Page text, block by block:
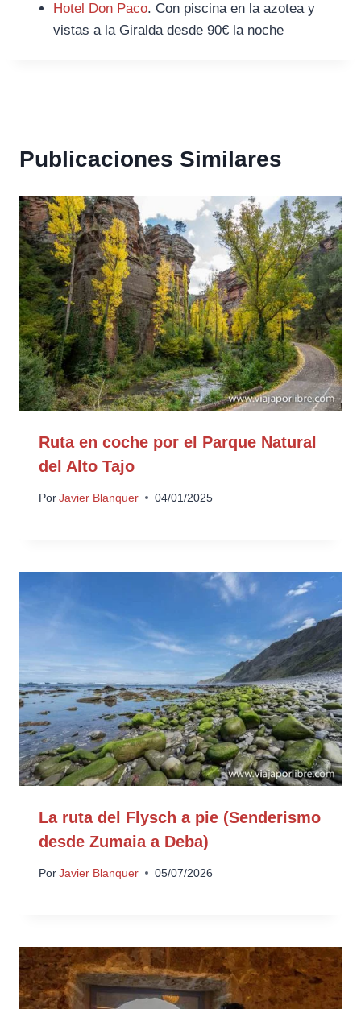
Hotel Don Paco. Con piscina en la azotea y
vistas a la Giralda desde 90€ la noche
Publicaciones Similares
Ruta en coche por el Parque Natural
del Alto Tajo
Por Javier Blanquer 04/01/2025
La ruta del Flysch a pie (Senderismo
desde Zumaia a Deba)
Por Javier Blanquer 05/07/2026